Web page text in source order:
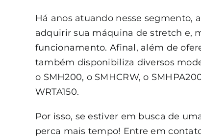
Há anos atuando nesse segmento, a
adquirir sua máquina de stretch e,
funcionamento. Afinal, além de
também disponibiliza diversos
o SMH200, o SMHCRW, o
WRTA150.
Por isso, se estiver em busca de
perca mais tempo! Entre em